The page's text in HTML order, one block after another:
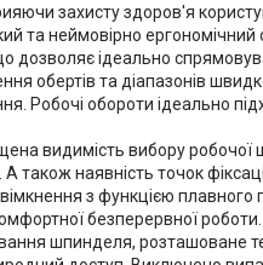
захисту здоров'я
та неймовірно
дозволяє ідеально
обертів та діапазонів
Робочі обороти ідеально
видимість вибору робочої
А також наявність точок
з функцією
безперервної роботи.
шпинделя, розташоване